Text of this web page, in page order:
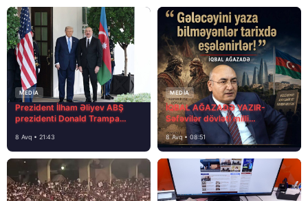
MEDİA
Prezident İlham Əliyev ABŞ
prezidenti Donald Trampa
8 Avq • 21:43
MEDİA
İQBAL AĞAZADƏ YAZIR-
Səfəvilər dövləti milli
dövlətdirmi?
8 Avq • 08:51